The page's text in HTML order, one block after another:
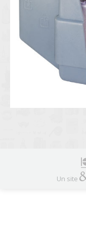
Un site